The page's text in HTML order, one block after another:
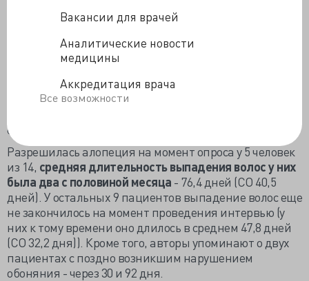
Вакансии для врачей
Аналитические новости
медицины
Аккредитация врача
Все возможности
были именно последстсвиями перенесенного COVID-
Что касается поздно возникших симптомов, то
(еще по 5 нет результатов)
сообщили о выпадении волос. Из них 5 женщин и 9
мужчин. В среднем алопеция развивалась через 58,6
сообщают авторы.
Разрешилась алопеция на момент опроса у 5 человек
из 14, средняя длительность выпадения волос у них
была два с половиной месяца - 76,4 дней (СО 40,5
дней). У остальных 9 пациентов выпадение волос еще
не закончилось на момент проведения интервью (у
них к тому времени оно длилось в среднем 47,8 дней
(СО 32,2 дня)). Кроме того, авторы упоминают о двух
пациентах с поздно возникшим нарушением
обоняния - через 30 и 92 дня.